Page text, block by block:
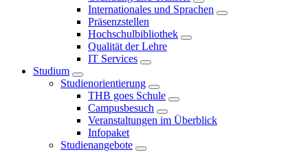
Internationales und Sprachen
Präsenzstellen
Hochschulbibliothek
Qualität der Lehre
IT Services
Studium
Studienorientierung
THB goes Schule
Campusbesuch
Veranstaltungen im Überblick
Infopaket
Studienangebote